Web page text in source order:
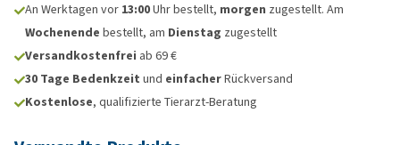
An Werktagen vor 13:00Uhr bestellt, morgen zugestellt. Am
Wochenende bestellt, am Dienstag zugestellt
Versandkostenfrei ab 69 €
30 Tage Bedenkzeit und einfacherRückversand
Kostenlose, qualifizierte Tierarzt-Beratung